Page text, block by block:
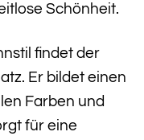
Schönheit.
findet der
Er bildet einen
Farben und
für eine